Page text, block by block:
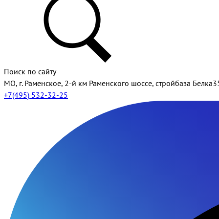
Поиск по сайту
МО, г. Раменское, 2-й км Раменского шоссе, стройбаза
+7(495) 532-32-25